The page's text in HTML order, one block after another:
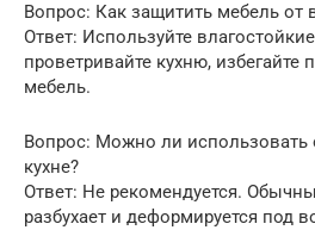
Вопрос: Как защитить мебель от
Ответ: Используйте
проветривайте кухню,
мебель.
Вопрос: Можно ли
кухне?
Ответ: Не рекомендуется.
разбухает и деформируется под